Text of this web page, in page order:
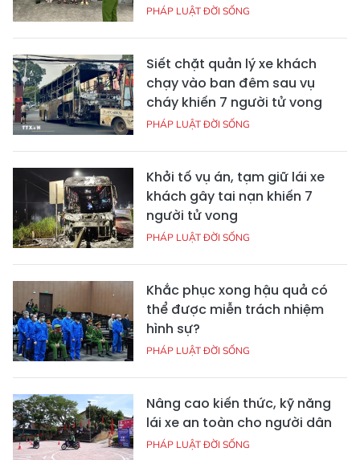
PHÁP LUẬT ĐỜI SỐNG
Siết chặt quản lý xe khách
chạy vào ban đêm sau vụ
cháy khiến 7 người tử vong
PHÁP LUẬT ĐỜI SỐNG
Khởi tố vụ án, tạm giữ lái xe
khách gây tai nạn khiến 7
người tử vong
PHÁP LUẬT ĐỜI SỐNG
Khắc phục xong hậu quả có
thể được miễn trách nhiệm
hình sự?
PHÁP LUẬT ĐỜI SỐNG
Nâng cao kiến thức, kỹ năng
lái xe an toàn cho người dân
PHÁP LUẬT ĐỜI SỐNG